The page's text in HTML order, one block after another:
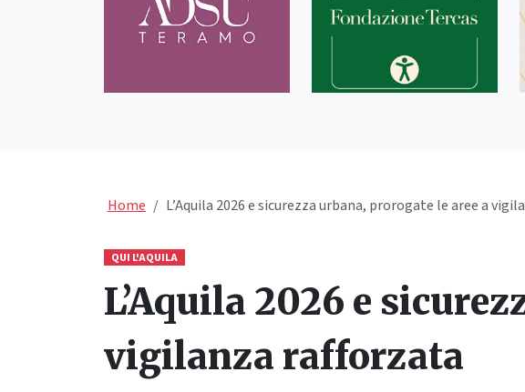
Home L’Aquila 2026 e sicurezza urbana, prorogate le aree a
QUI L'AQUILA
L’Aquila 2026 e
vigilanza rafforzata